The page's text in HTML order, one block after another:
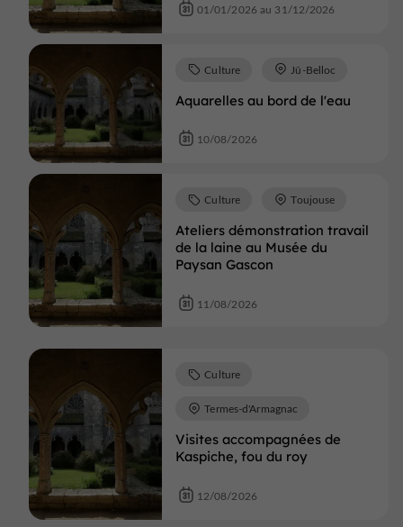
01/01/2026 au 31/12/2026
Aquarelles au bord de l'eau
Culture Jû-Belloc
10/08/2026
Ateliers démonstration travail
de la laine au Musée du
Paysan Gascon
Culture Toujouse
11/08/2026
Visites accompagnées de
Kaspiche, fou du roy
Culture
Termes-d'Armagnac
12/08/2026